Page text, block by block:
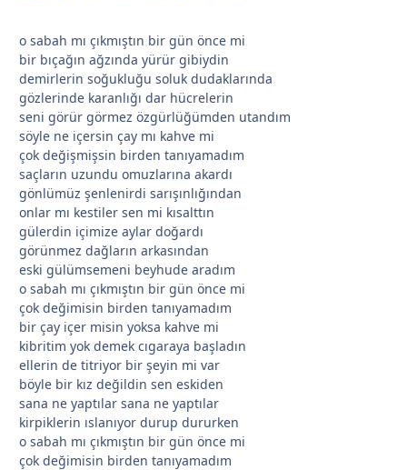
o sabah mı çıkmıştın bir gün önce mi
bir bıçağın ağzında yürür gibiydin
demirlerin soğukluğu soluk dudaklarında
gözlerinde karanlığı dar hücrelerin
seni görür görmez özgürlüğümden utandım
söyle ne içersin çay mı kahve mi
çok değişmişsin birden tanıyamadım
saçların uzundu omuzlarına akardı
gönlümüz şenlenirdi sarışınlığından
onlar mı kestiler sen mi kısalttın
gülerdin içimize aylar doğardı
görünmez dağların arkasından
eski gülümsemeni beyhude aradım
o sabah mı çıkmıştın bir gün önce mi
çok değimisin birden tanıyamadım
bir çay içer misin yoksa kahve mi
kibritim yok demek cıgaraya başladın
ellerin de titriyor bir şeyin mi var
böyle bir kız değildin sen eskiden
sana ne yaptılar sana ne yaptılar
kirpiklerin ıslanıyor durup dururken
o sabah mı çıkmıştın bir gün önce mi
çok değimisin birden tanıyamadım
*
*